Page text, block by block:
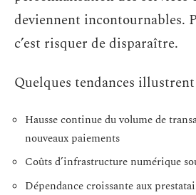
deviennent incontournables.
c’est risquer de disparaître.
Quelques tendances
Hausse continue du volume de
nouveaux paiements
Coûts d’infrastructure numérique
Dépendance croissante aux